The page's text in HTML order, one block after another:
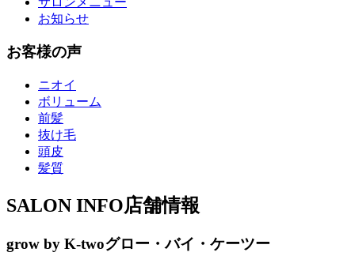
お知らせ
お客様の声
ニオイ
ボリューム
前髪
抜け毛
頭皮
髪質
SALON INFO店舗情報
grow by K-twoグロー・バイ・ケーツー